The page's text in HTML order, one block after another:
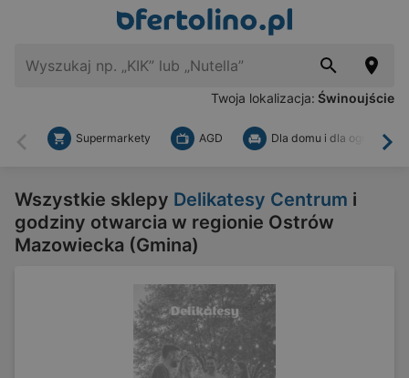
Twoja lokalizacja: Świnoujście
Wstecz
Supermarkety AGD Dla domu i dla ogrodu
Wszystkie sklepy Delikatesy Centrum i
godziny otwarcia w regionie Ostrów
Mazowiecka (Gmina)